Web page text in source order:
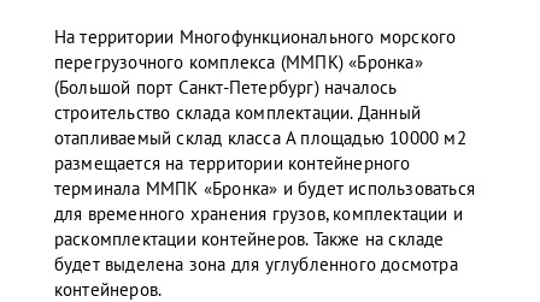
На территории Многофункционального морского
перегрузочного комплекса (ММПК) «Бронка»
(Большой порт Санкт-Петербург) началось
строительство склада комплектации. Данный
отапливаемый склад класса А площадью 10000 м2
размещается на территории контейнерного
терминала ММПК «Бронка» и будет использоваться
для временного хранения грузов, комплектации и
раскомплектации контейнеров. Также на складе
будет выделена зона для углубленного досмотра
контейнеров.